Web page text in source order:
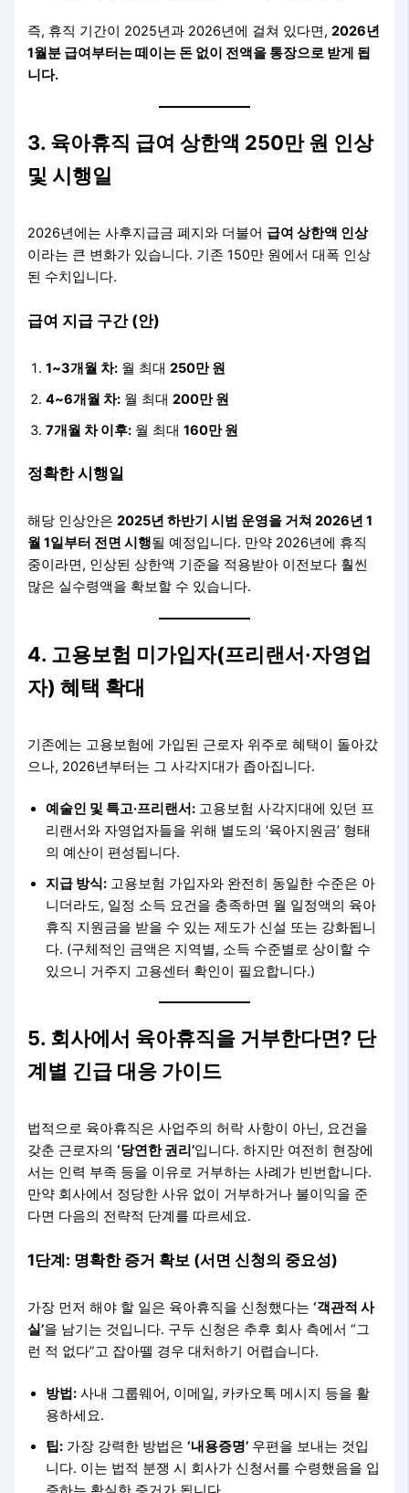
즉, 휴직 기간이 2025년과 2026년에 걸쳐 있다면,2026년
1월분 급여부터는 떼이는 돈 없이 전액을 통장으로 받게 됩
니다.
3. 육아휴직 급여 상한액 250만 원 인상
및 시행일
2026년에는 사후지급금 폐지와 더불어 급여 상한액 인상
이라는 큰 변화가 있습니다. 기존 150만 원에서 대폭 인상
된 수치입니다.
급여 지급 구간 (안)
1~3개월 차: 월 최대250만 원
4~6개월 차: 월 최대200만 원
7개월 차 이후: 월 최대160만 원
정확한 시행일
해당 인상안은2025년 하반기 시범 운영을 거쳐 2026년 1
월 1일부터 전면 시행될 예정입니다. 만약 2026년에 휴직
중이라면, 인상된 상한액 기준을 적용받아 이전보다 훨씬
많은 실수령액을 확보할 수 있습니다.
4. 고용보험 미가입자(프리랜서·자영업
자) 혜택 확대
기존에는 고용보험에 가입된 근로자 위주로 혜택이 돌아갔
으나, 2026년부터는 그 사각지대가 좁아집니다.
예술인 및 특고·프리랜서: 고용보험 사각지대에 있던 프
리랜서와 자영업자들을 위해 별도의 ‘육아지원금’ 형태
의 예산이 편성됩니다.
지급 방식: 고용보험 가입자와 완전히 동일한 수준은 아
니더라도, 일정 소득 요건을 충족하면 월 일정액의 육아
휴직 지원금을 받을 수 있는 제도가 신설 또는 강화됩니
다. (구체적인 금액은 지역별, 소득 수준별로 상이할 수
있으니 거주지 고용센터 확인이 필요합니다.)
5. 회사에서 육아휴직을 거부한다면? 단
계별 긴급 대응 가이드
법적으로 육아휴직은 사업주의 허락 사항이 아닌, 요건을
갖춘 근로자의‘당연한 권리’입니다. 하지만 여전히 현장에
서는 인력 부족 등을 이유로 거부하는 사례가 빈번합니다.
만약 회사에서 정당한 사유 없이 거부하거나 불이익을 준
다면 다음의 전략적 단계를 따르세요.
1단계: 명확한 증거 확보 (서면 신청의 중요성)
가장 먼저 해야 할 일은 육아휴직을 신청했다는‘객관적 사
실’을 남기는 것입니다. 구두 신청은 추후 회사 측에서 “그
런 적 없다”고 잡아뗄 경우 대처하기 어렵습니다.
방법: 사내 그룹웨어, 이메일, 카카오톡 메시지 등을 활
용하세요.
팁: 가장 강력한 방법은‘내용증명’ 우편을 보내는 것입
니다. 이는 법적 분쟁 시 회사가 신청서를 수령했음을 입